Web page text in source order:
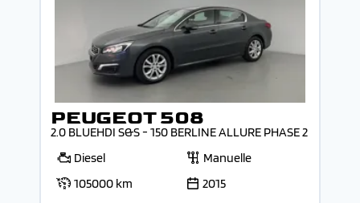
PEUGEOT 508
2.0 BLUEHDI S&S - 150 BERLINE ALLURE PHASE 2
Diesel
Manuelle
105000 km
2015